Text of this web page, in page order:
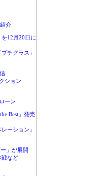
介
12月20日に
チグラス」
ション
ーン
Best」発売
ーション」
」が展開
戦など